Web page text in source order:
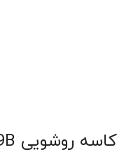
کاسه روشویی W1239B سفید